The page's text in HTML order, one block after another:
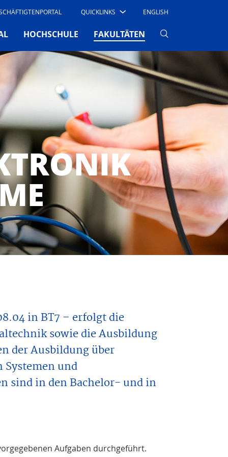
QUICKLINKS ENGLISH
HOCHSCHULE FAKULTÄTEN (CURRENT)
in BT7 – erfolgt die
sowie die Ausbildung
der Ausbildung über
Systemen und
sind in den Bachelor- und in
Aufgaben durchgeführt.